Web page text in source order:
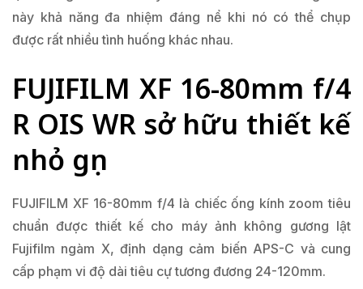
này khả năng đa nhiệm đáng nể khi nó có thể chụp
được rất nhiều tình huống khác nhau.
FUJIFILM XF 16-80mm f/4
R OIS WR sở hữu thiết kế
nhỏ gọn
FUJIFILM XF 16-80mm f/4 là chiếc ống kính zoom tiêu
chuẩn được thiết kế cho máy ảnh không gương lật
Fujifilm ngàm X, định dạng cảm biến APS-C và cung
cấp phạm vi độ dài tiêu cự tương đương 24-120mm.